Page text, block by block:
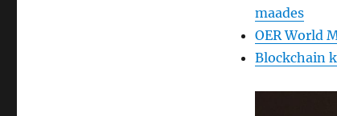
maades
OER World
Blockchain